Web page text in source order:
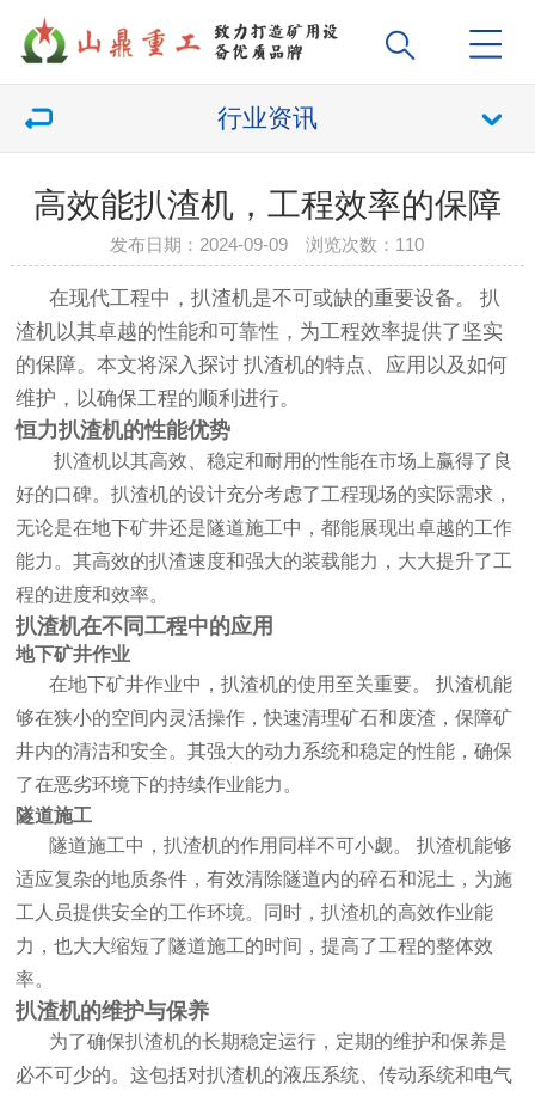
行业资讯
高效能扒渣机，工程效率的保障
发布日期：2024-09-09 浏览次数： 110
在现代工程中，扒渣机是不可或缺的重要设备。扒
渣机以其卓越的性能和可靠性，为工程效率提供了坚实
的保障。本文将深入探讨扒渣机的特点、应用以及如何
维护，以确保工程的顺利进行。
恒力扒渣机的性能优势
扒渣机以其高效、稳定和耐用的性能在市场上赢得了良
好的口碑。扒渣机的设计充分考虑了工程现场的实际需求，
无论是在地下矿井还是隧道施工中，都能展现出卓越的工作
能力。其高效的扒渣速度和强大的装载能力，大大提升了工
程的进度和效率。
扒渣机在不同工程中的应用
地下矿井作业
在地下矿井作业中，扒渣机的使用至关重要。扒渣机能
够在狭小的空间内灵活操作，快速清理矿石和废渣，保障矿
井内的清洁和安全。其强大的动力系统和稳定的性能，确保
了在恶劣环境下的持续作业能力。
隧道施工
隧道施工中，扒渣机的作用同样不可小觑。扒渣机能够
适应复杂的地质条件，有效清除隧道内的碎石和泥土，为施
工人员提供安全的工作环境。同时，扒渣机的高效作业能
力，也大大缩短了隧道施工的时间，提高了工程的整体效
率。
扒渣机的维护与保养
为了确保扒渣机的长期稳定运行，定期的维护和保养是
必不可少的。这包括对扒渣机的液压系统、传动系统和电气